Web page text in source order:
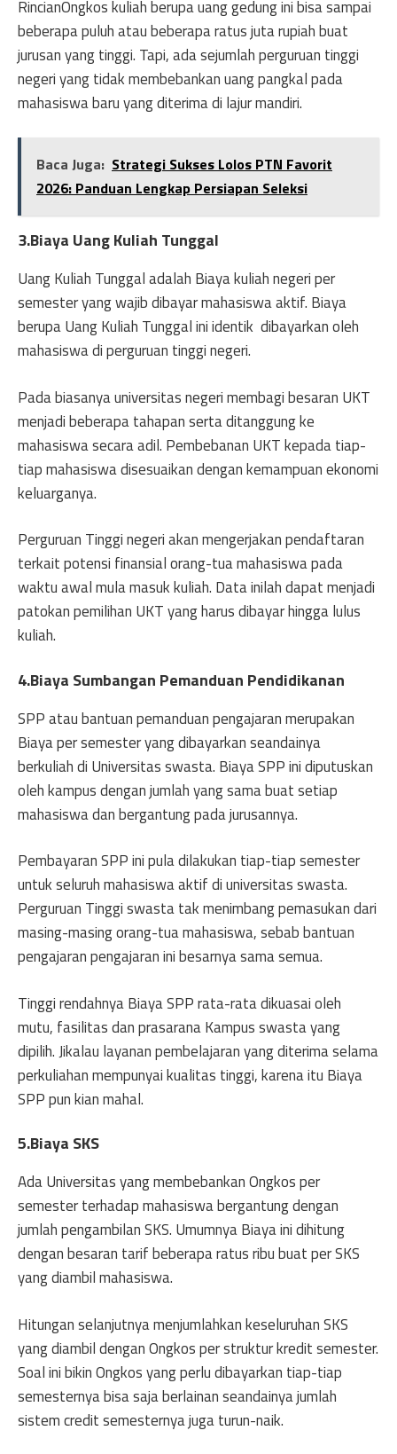
RincianOngkos kuliah berupa uang gedung ini bisa sampai
beberapa puluh atau beberapa ratus juta rupiah buat
jurusan yang tinggi. Tapi, ada sejumlah perguruan tinggi
negeri yang tidak membebankan uang pangkal pada
mahasiswa baru yang diterima di lajur mandiri.
Baca Juga: Strategi Sukses Lolos PTN Favorit
2026: Panduan Lengkap Persiapan Seleksi
3.Biaya Uang Kuliah Tunggal
Uang Kuliah Tunggal adalah Biaya kuliah negeri per
semester yang wajib dibayar mahasiswa aktif. Biaya
berupa Uang Kuliah Tunggal ini identik dibayarkan oleh
mahasiswa di perguruan tinggi negeri.
Pada biasanya universitas negeri membagi besaran UKT
menjadi beberapa tahapan serta ditanggung ke
mahasiswa secara adil. Pembebanan UKT kepada tiap-
tiap mahasiswa disesuaikan dengan kemampuan ekonomi
keluarganya.
Perguruan Tinggi negeri akan mengerjakan pendaftaran
terkait potensi finansial orang-tua mahasiswa pada
waktu awal mula masuk kuliah. Data inilah dapat menjadi
patokan pemilihan UKT yang harus dibayar hingga lulus
kuliah.
4.Biaya Sumbangan Pemanduan Pendidikanan
SPP atau bantuan pemanduan pengajaran merupakan
Biaya per semester yang dibayarkan seandainya
berkuliah di Universitas swasta. Biaya SPP ini diputuskan
oleh kampus dengan jumlah yang sama buat setiap
mahasiswa dan bergantung pada jurusannya.
Pembayaran SPP ini pula dilakukan tiap-tiap semester
untuk seluruh mahasiswa aktif di universitas swasta.
Perguruan Tinggi swasta tak menimbang pemasukan dari
masing-masing orang-tua mahasiswa, sebab bantuan
pengajaran pengajaran ini besarnya sama semua.
Tinggi rendahnya Biaya SPP rata-rata dikuasai oleh
mutu, fasilitas dan prasarana Kampus swasta yang
dipilih. Jikalau layanan pembelajaran yang diterima selama
perkuliahan mempunyai kualitas tinggi, karena itu Biaya
SPP pun kian mahal.
5.Biaya SKS
Ada Universitas yang membebankan Ongkos per
semester terhadap mahasiswa bergantung dengan
jumlah pengambilan SKS. Umumnya Biaya ini dihitung
dengan besaran tarif beberapa ratus ribu buat per SKS
yang diambil mahasiswa.
Hitungan selanjutnya menjumlahkan keseluruhan SKS
yang diambil dengan Ongkos per struktur kredit semester.
Soal ini bikin Ongkos yang perlu dibayarkan tiap-tiap
semesternya bisa saja berlainan seandainya jumlah
sistem credit semesternya juga turun-naik.